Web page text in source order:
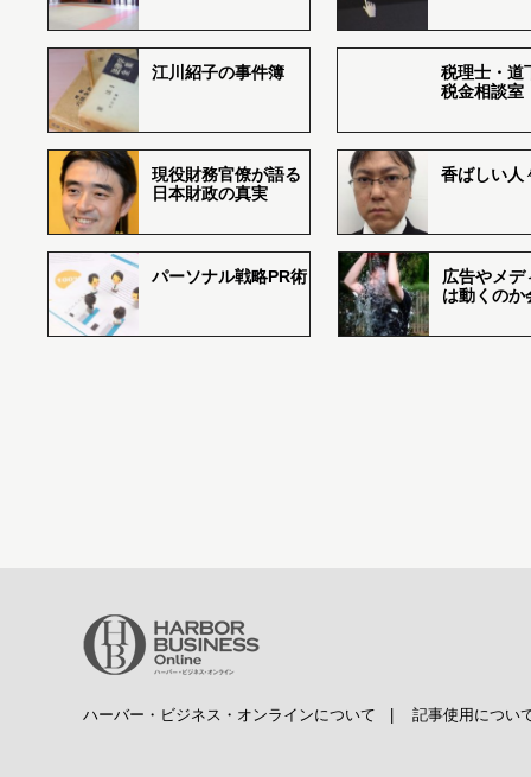
江川紹子の事件簿
税理士・道
税金相談室
現役財務官僚が語る
日本財政の真実
香ばしい
パーソナル戦略PR術
広告やメデ
は動くのか
ハーバー・ビジネス・オンラインについて 記事使用につい